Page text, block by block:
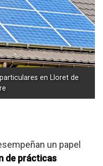
en Lloret de
un papel
de prácticas